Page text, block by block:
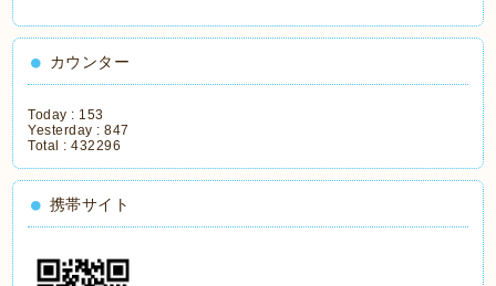
カウンター
Today : 153
Yesterday :847
Total :432296
携帯サイト